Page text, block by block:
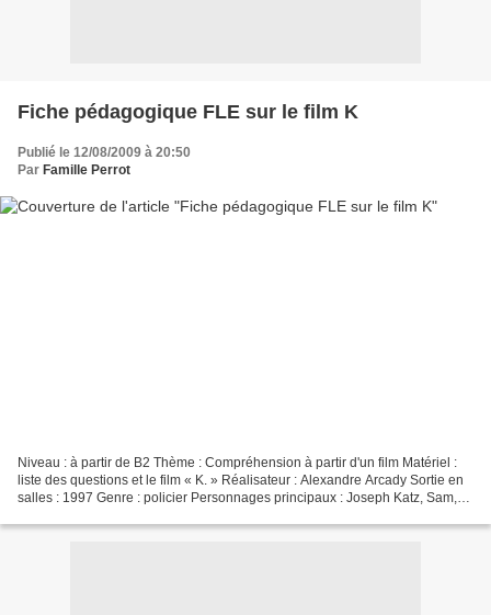
Fiche pédagogique FLE sur le film K
Publié le 12/08/2009 à 20:50
Par Famille Perrot
Niveau : à partir de B2 Thème : Compréhension à partir d'un film Matériel :
liste des questions et le film « K. » Réalisateur : Alexandre Arcady Sortie en
salles : 1997 Genre : policier Personnages principaux : Joseph Katz, Sam,